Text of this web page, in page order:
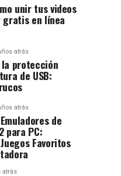
unir tus videos
en línea
atrás
protección
de USB:
atrás
de
para PC:
Favoritos
atrás